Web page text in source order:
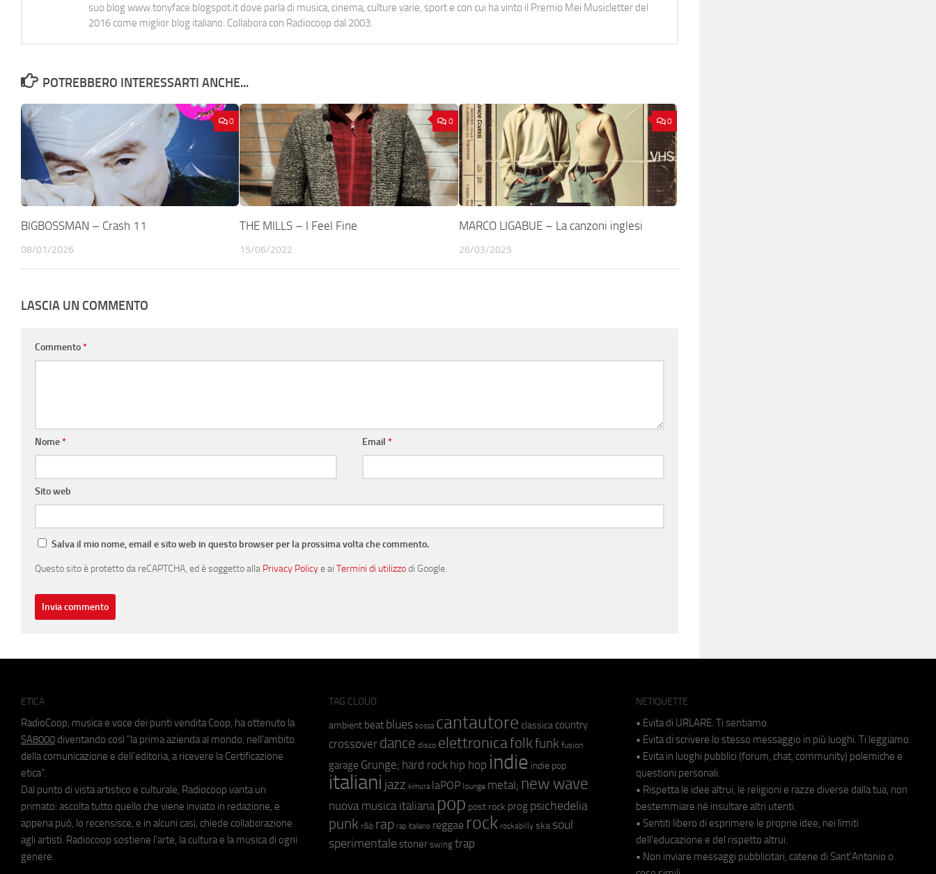
suo blog www.tonyface.blogspot.it dove parla di musica, cinema, culture varie, sport e con cui ha vinto il Premio Mei Musicletter del
2016 come miglior blog italiano. Collabora con Radiocoop dal 2003.
POTREBBERO INTERESSARTI ANCHE...
0
BIGBOSSMAN – Crash 11
08/01/2026
0
THE MILLS – I Feel Fine
15/06/2022
0
MARCO LIGABUE – La canzoni inglesi
26/03/2025
LASCIA UN COMMENTO
Commento*
Nome* Email*
Sito web
Salva il mio nome, email e sito web in questo browser per la prossima volta che commento.
Questo sito è protetto da reCAPTCHA, ed è soggetto alla Privacy Policye ai Termini di utilizzodi Google.
ETICA
RadioCoop, musica e voce dei punti vendita Coop, ha ottenuto la
SA8000 diventando così "la prima azienda al mondo, nell'ambito
della comunicazione e dell'editoria, a ricevere la Certificazione
etica".
Dal punto di vista artistico e culturale, Radiocoop vanta un
primato: ascolta tutto quello che viene inviato in redazione, e
appena può, lo recensisce, e in alcuni casi, chiede collaborazione
agli artisti. Radiocoop sostiene l'arte, la cultura e la musica di ogni
genere.
TAG CLOUD
ambient beat blues bossa cantautore classica country
crossover dance disco elettronicafolkfunk fusion
garage Grunge; hard rock hip hop indie indie pop
italiani jazz kimura laPOP lounge metal; new wave
nuova musica italiana pop post rock prog psichedelia
punk r&b rap rap italiano reggae rock rockabilly ska soul
sperimentale stoner swing trap
NETIQUETTE
• Evita di URLARE. Ti sentiamo.
• Evita di scrivere lo stesso messaggio in più luoghi. Ti leggiamo.
• Evita in luoghi pubblici (forum, chat, community) polemiche e
questioni personali.
• Rispetta le idee altrui, le religioni e razze diverse dalla tua, non
bestemmiare né insultare altri utenti.
• Sentiti libero di esprimere le proprie idee, nei limiti
dell'educazione e del rispetto altrui.
• Non inviare messaggi pubblicitari, catene di Sant'Antonio o